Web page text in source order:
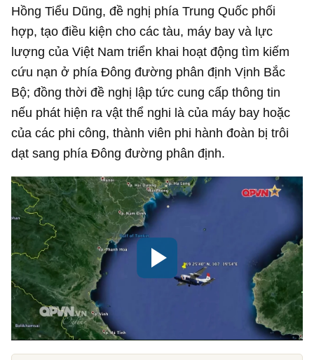
Hồng Tiểu Dũng, đề nghị phía Trung Quốc phối
hợp, tạo điều kiện cho các tàu, máy bay và lực
lượng của Việt Nam triển khai hoạt động tìm kiếm
cứu nạn ở phía Đông đường phân định Vịnh Bắc
Bộ; đồng thời đề nghị lập tức cung cấp thông tin
nếu phát hiện ra vật thể nghi là của máy bay hoặc
của các phi công, thành viên phi hành đoàn bị trôi
dạt sang phía Đông đường phân định.